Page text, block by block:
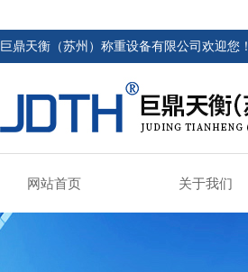
巨鼎天衡（苏州）称重设备有限公司欢迎您！
网站首页 关于我们